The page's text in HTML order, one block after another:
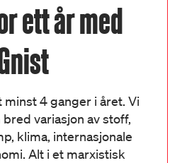
ett år med
4 ganger i året. Vi
variasjon av stoff,
klima, internasjonale
Alt i et marxistisk